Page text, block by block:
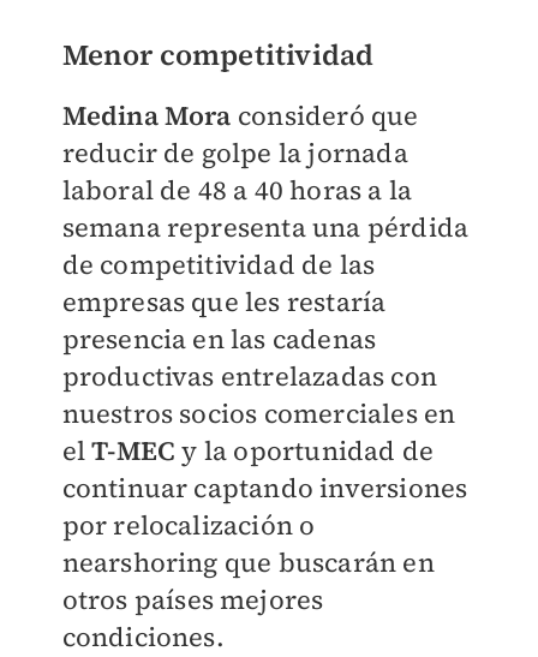
Menor competitividad
Medina Mora consideró que
reducir de golpe la jornada
laboral de 48 a 40 horas a la
semana representa una pérdida
de competitividad de las
empresas que les restaría
presencia en las cadenas
productivas entrelazadas con
nuestros socios comerciales en
elT-MEC y la oportunidad de
continuar captando inversiones
por relocalización o
nearshoring que buscarán en
otros países mejores
condiciones.